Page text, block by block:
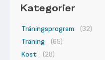
Kategorier
Träningsprogram
(32)
Träning
(65)
Kost
(28)